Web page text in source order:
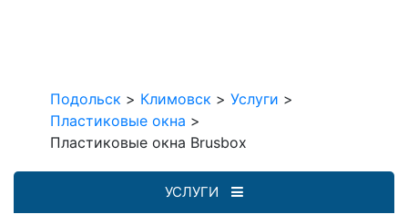
Подольск > Климовск > Услуги >
Пластиковые окна >
Пластиковые окна Brusbox
УСЛУГИ